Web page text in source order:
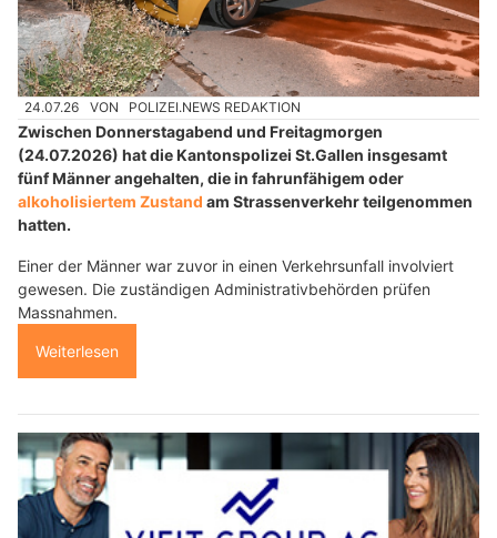
24.07.26 VON POLIZEI.NEWS REDAKTION
Zwischen Donnerstagabend und Freitagmorgen
(24.07.2026) hat die Kantonspolizei St.Gallen insgesamt
fünf Männer angehalten, die in fahrunfähigem oder
alkoholisiertem Zustand am Strassenverkehr teilgenommen
hatten.
Einer der Männer war zuvor in einen Verkehrsunfall involviert
gewesen. Die zuständigen Administrativbehörden prüfen
Massnahmen.
Weiterlesen